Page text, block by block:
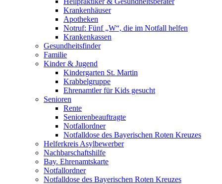
Krankenhäuser
Apotheken
Notruf: Fünf „W“, die im Notfall helfen
Krankenkassen
Gesundheitsfinder
Familie
Kinder & Jugend
Kindergarten St. Martin
Krabbelgruppe
Ehrenamtler für Kids gesucht
Senioren
Rente
Seniorenbeauftragte
Notfallordner
Notfalldose des Bayerischen Roten Kreuzes
Helferkreis Asylbewerber
Nachbarschaftshilfe
Bay. Ehrenamtskarte
Notfallordner
Notfalldose des Bayerischen Roten Kreuzes